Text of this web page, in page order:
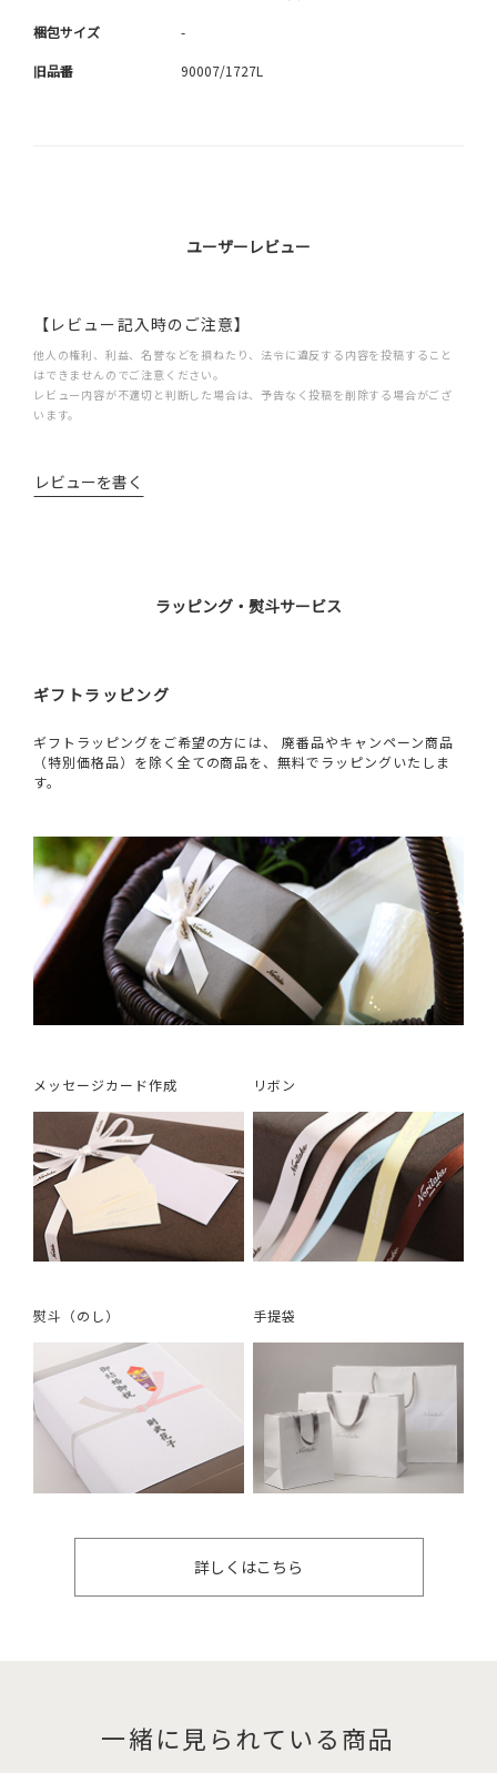
梱包サイズ -
旧品番 90007/1727L
ユーザーレビュー
【レビュー記入時のご注意】
他人の権利、利益、名誉などを損ねたり、法令に違反する内容を投稿すること
はできませんのでご注意ください。
レビュー内容が不適切と判断した場合は、予告なく投稿を削除する場合がござ
います。
レビューを書く
ラッピング・熨斗サービス
ギフトラッピング
ギフトラッピングをご希望の方には、 廃番品やキャンペーン商品
（特別価格品）を除く全ての商品を、無料でラッピングいたしま
す。
メッセージカード作成 リボン
熨斗（のし） 手提袋
詳しくはこちら
一緒に見られている商品